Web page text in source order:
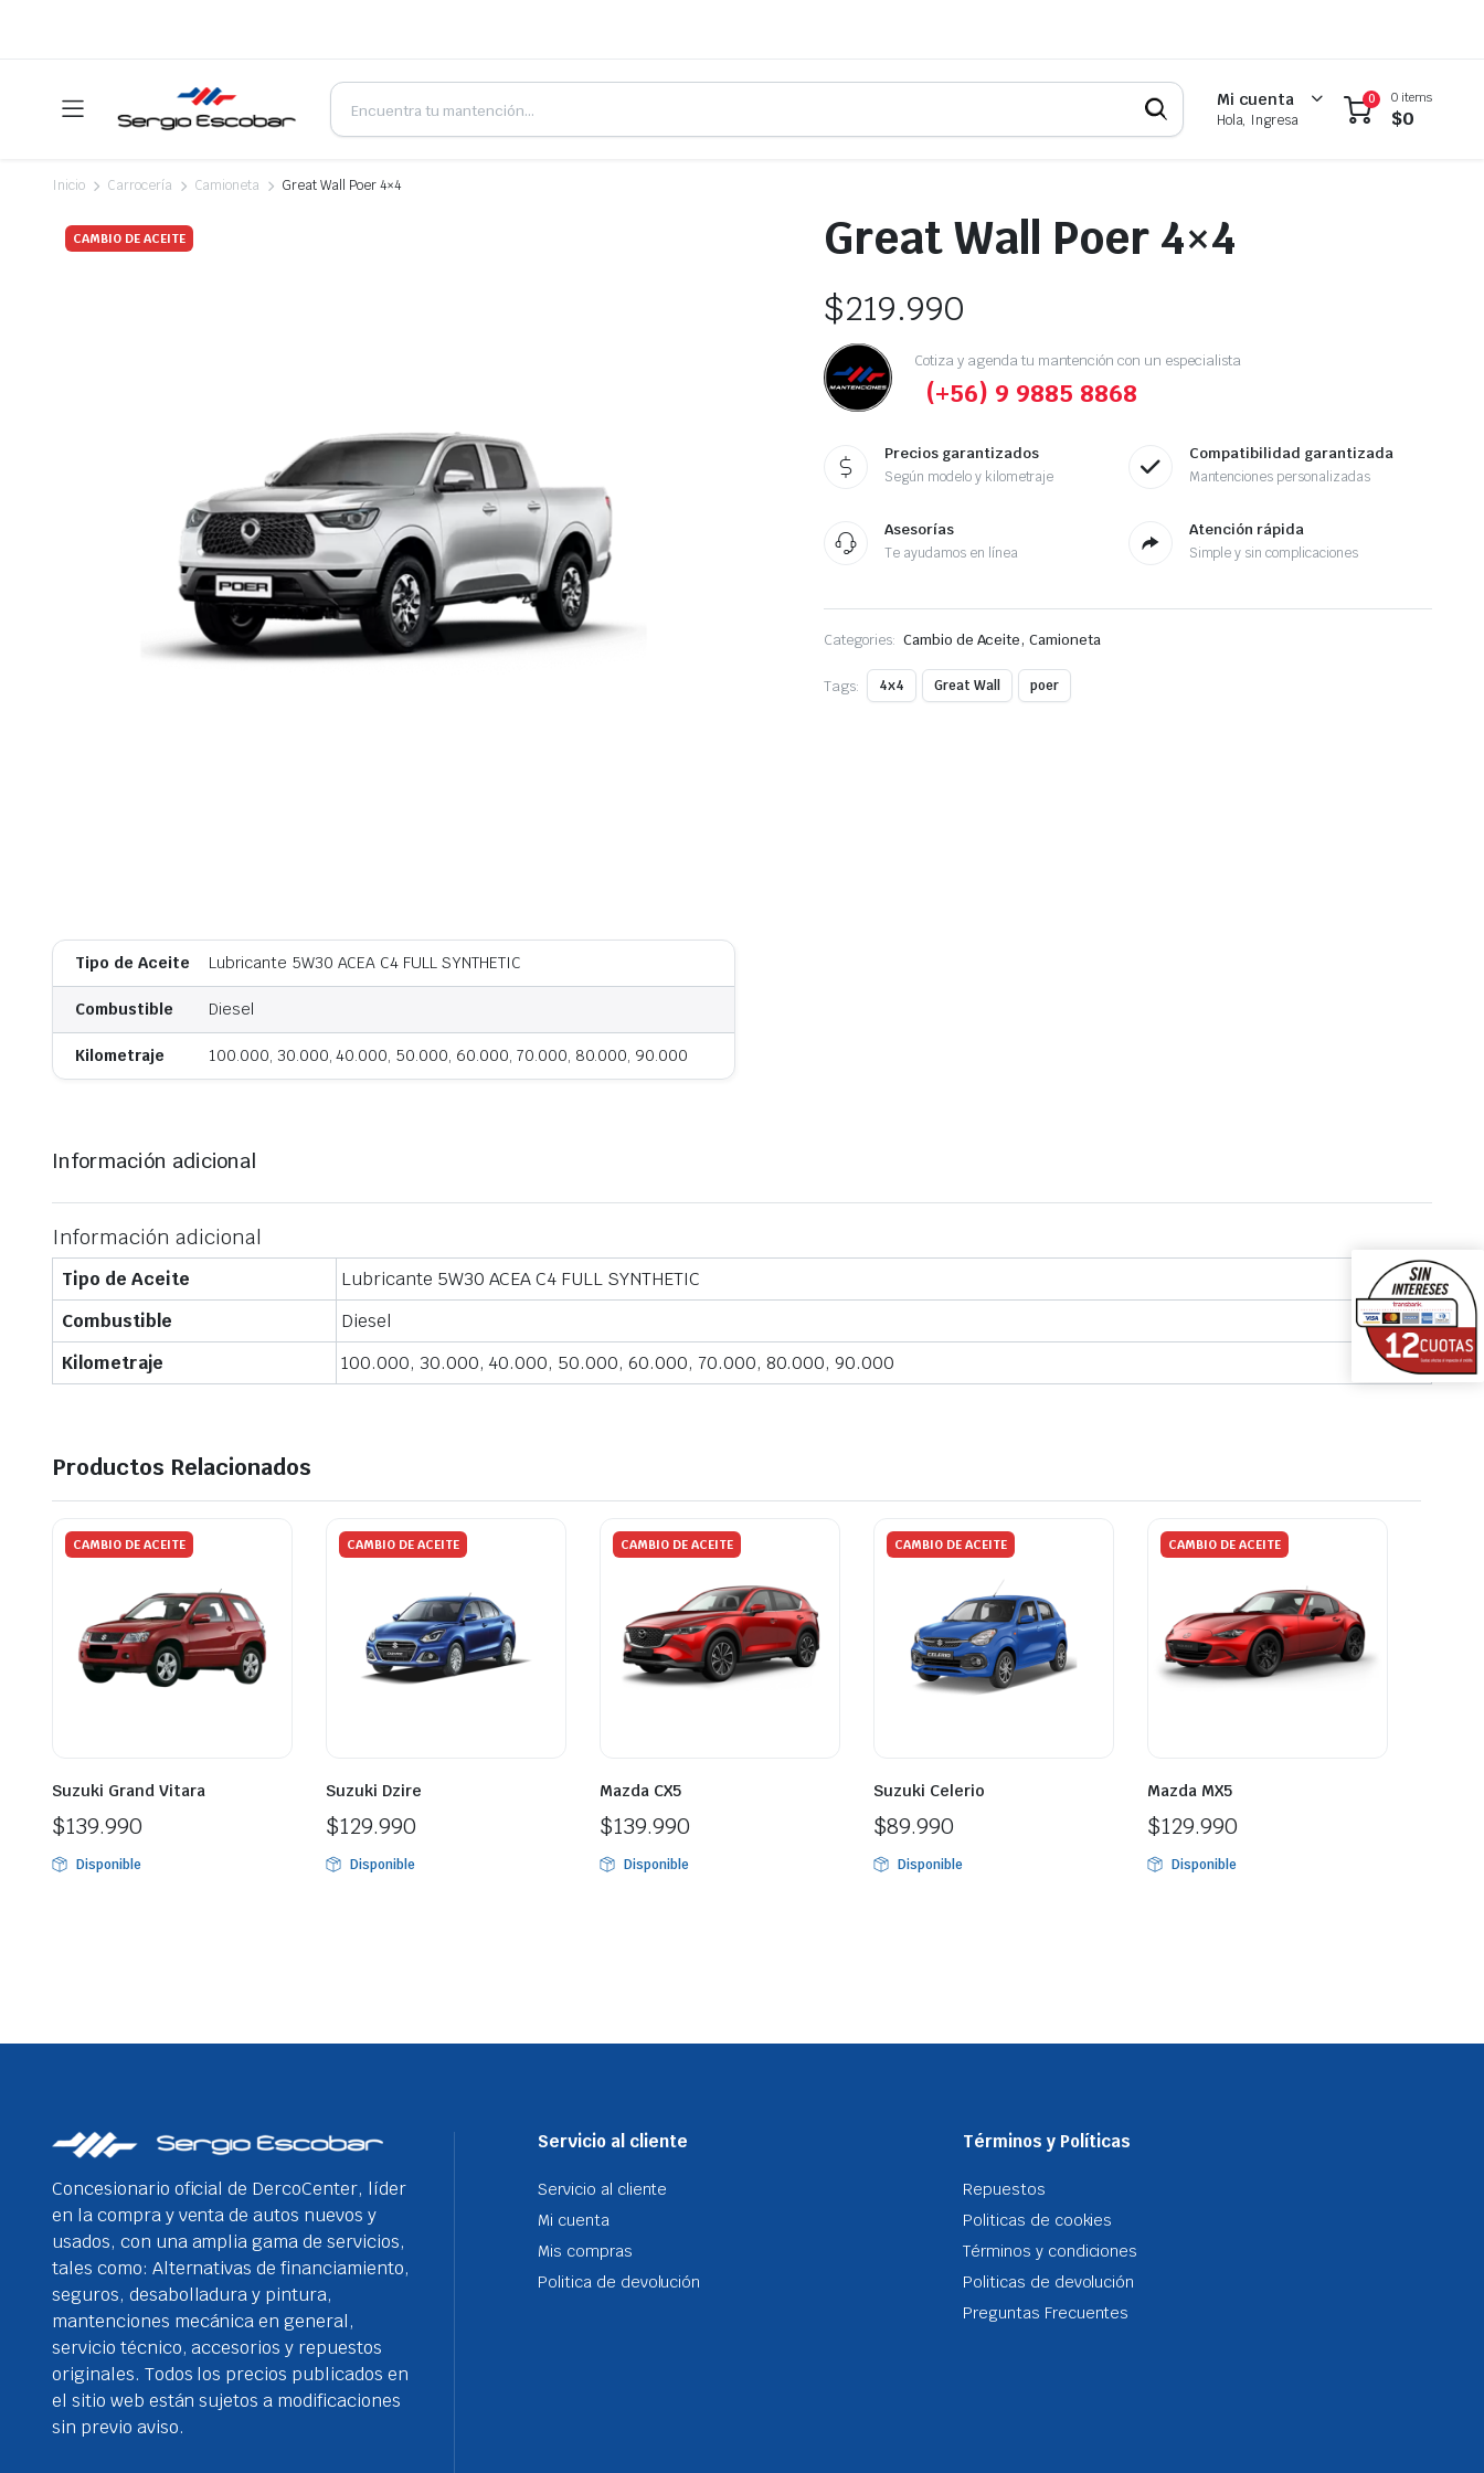
Products
search
Mi cuenta
Hola, Ingresa
0 0 items
$0
Inicio Carrocería Camioneta Great Wall Poer 4×4
CAMBIO DE ACEITE
Tipo de Aceite Lubricante 5W30 ACEA C4 FULL SYNTHETIC
Combustible Diesel
Kilometraje 100.000, 30.000, 40.000, 50.000, 60.000, 70.000, 80.000, 90.000
Great Wall Poer 4×4
$219.990
Cotiza y agenda tu mantención con un especialista
(+56) 9 9885 8868
Precios garantizados
Según modelo y kilometraje
Compatibilidad garantizada
Mantenciones personalizadas
Asesorías
Te ayudamos en línea
Atención rápida
Simple y sin complicaciones
Categories: Cambio de Aceite, Camioneta
Tags: 4x4 Great Wall poer
Información adicional
Información adicional
Tipo de Aceite
Lubricante 5W30 ACEA C4 FULL SYNTHETIC
Combustible
Diesel
Kilometraje
100.000, 30.000, 40.000, 50.000, 60.000, 70.000, 80.000, 90.000
Productos Relacionados
CAMBIO DE ACEITE
Suzuki Grand Vitara
$139.990
Disponible
CAMBIO DE ACEITE
Suzuki Dzire
$129.990
Disponible
CAMBIO DE ACEITE
Mazda CX5
$139.990
Disponible
CAMBIO DE ACEITE
Suzuki Celerio
$89.990
Disponible
CAMBIO DE ACEITE
Mazda MX5
$129.990
Disponible
Concesionario oficial de DercoCenter, líder
en la compra y venta de autos nuevos y
usados, con una amplia gama de servicios,
tales como: Alternativas de financiamiento,
seguros, desabolladura y pintura,
mantenciones mecánica en general,
servicio técnico, accesorios y repuestos
originales. Todos los precios publicados en
el sitio web están sujetos a modificaciones
sin previo aviso.
Servicio al cliente
Servicio al cliente
Mi cuenta
Mis compras
Politica de devolución
Términos y Políticas
Repuestos
Politicas de cookies
Términos y condiciones
Politicas de devolución
Preguntas Frecuentes